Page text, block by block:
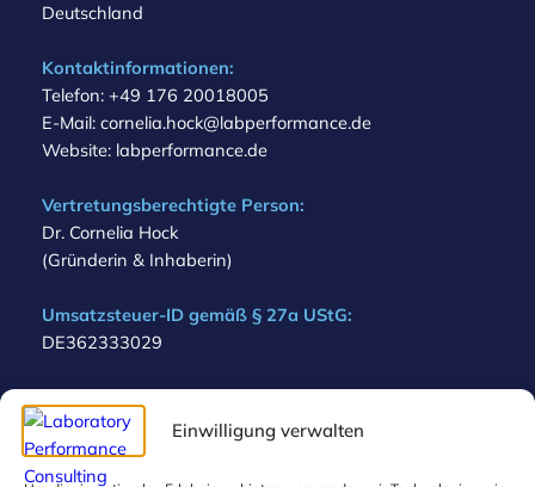
Einwilligung verwalten
Deutschland
Kontaktinformationen:
Telefon: +49 176 20018005
E-Mail: cornelia.hock@labperformance.de
Website: labperformance.de
Vertretungsberechtigte Person:
Dr. Cornelia Hock
(Gründerin & Inhaberin)
Umsatzsteuer-ID gemäß § 27a UStG:
DE362333029
08.10.2025
Verbraucherstreitbeilegung/Universalschlichtungsstelle: